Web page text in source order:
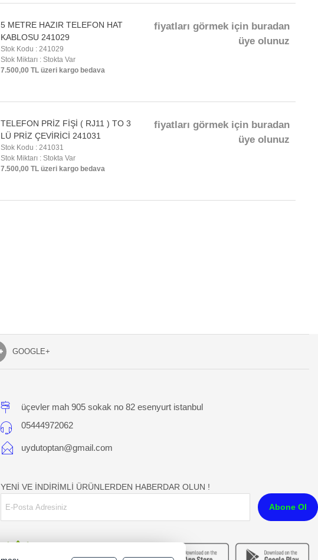
5 METRE HAZIR TELEFON HAT
KABLOSU 241029
Stok Kodu : 241029
Stok Miktarı : Stokta Var
7.500,00 TL üzeri kargo bedava
fiyatları görmek için buradan
üye olunuz
TELEFON PRİZ FİŞİ ( RJ11 ) TO 3
LÜ PRİZ ÇEVİRİCİ 241031
Stok Kodu : 241031
Stok Miktarı : Stokta Var
7.500,00 TL üzeri kargo bedava
fiyatları görmek için buradan
üye olunuz
GOOGLE+
üçevler mah 905 sokak no 82 esenyurt istanbul
05444972062
uydutoptan@gmail.com
YENİ VE İNDİRİMLİ ÜRÜNLERDEN HABERDAR OLUN !
Abone Ol